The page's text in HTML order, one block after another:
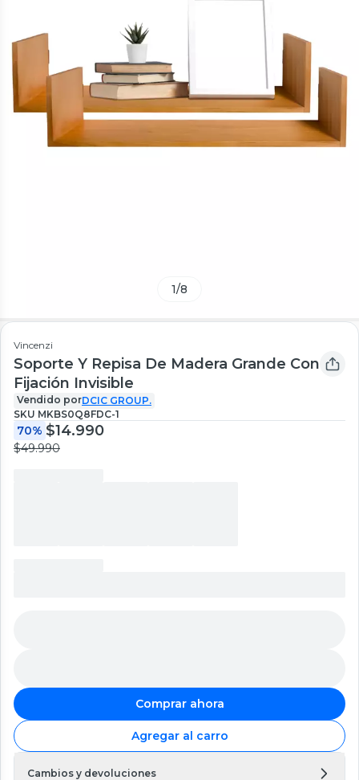
1/8
Vincenzi
Soporte Y Repisa De Madera Grande Con
Fijación Invisible
Vendido porDCIC GROUP.
SKU MKBS0Q8FDC-1
70% $14.990
$49.990
Comprar ahora
Agregar al carro
Cambios y devoluciones